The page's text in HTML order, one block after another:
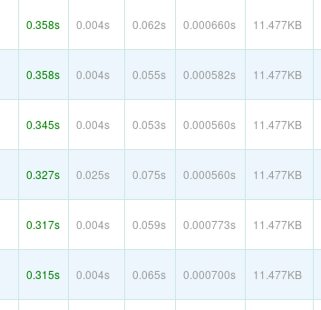
0.358s 0.004s 0.062s 0.000660s 11.477KB
0.358s 0.004s 0.055s 0.000582s 11.477KB
0.345s 0.004s 0.053s 0.000560s 11.477KB
0.327s 0.025s 0.075s 0.000560s 11.477KB
0.317s 0.004s 0.059s 0.000773s 11.477KB
0.315s 0.004s 0.065s 0.000700s 11.477KB